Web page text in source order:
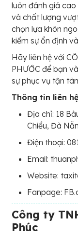
luôn đánh giá
và chất lượng
chọn lựa khôn
kiếm sự ổn định
Hãy liên hệ với
PHƯỚC để bạn
sự phục vụ tận
Thông tin liên
Địa chỉ: 18
Chiểu, Đà
Điện thoại:
Email:
Website:
Fanpage:
Công ty
Phúc